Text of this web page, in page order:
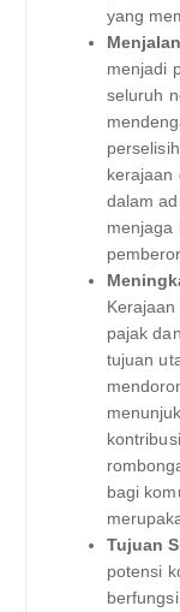
yang
menjadi
seluruh
kerajaan
dalam
menjaga
pajak
tujuan
bagi
Tujuan
potensi